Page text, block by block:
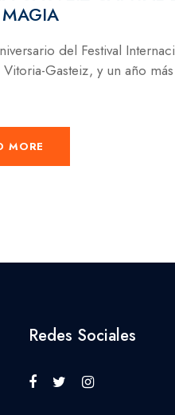
del Festival
Gasteiz, y un año
MORE
Redes Sociales